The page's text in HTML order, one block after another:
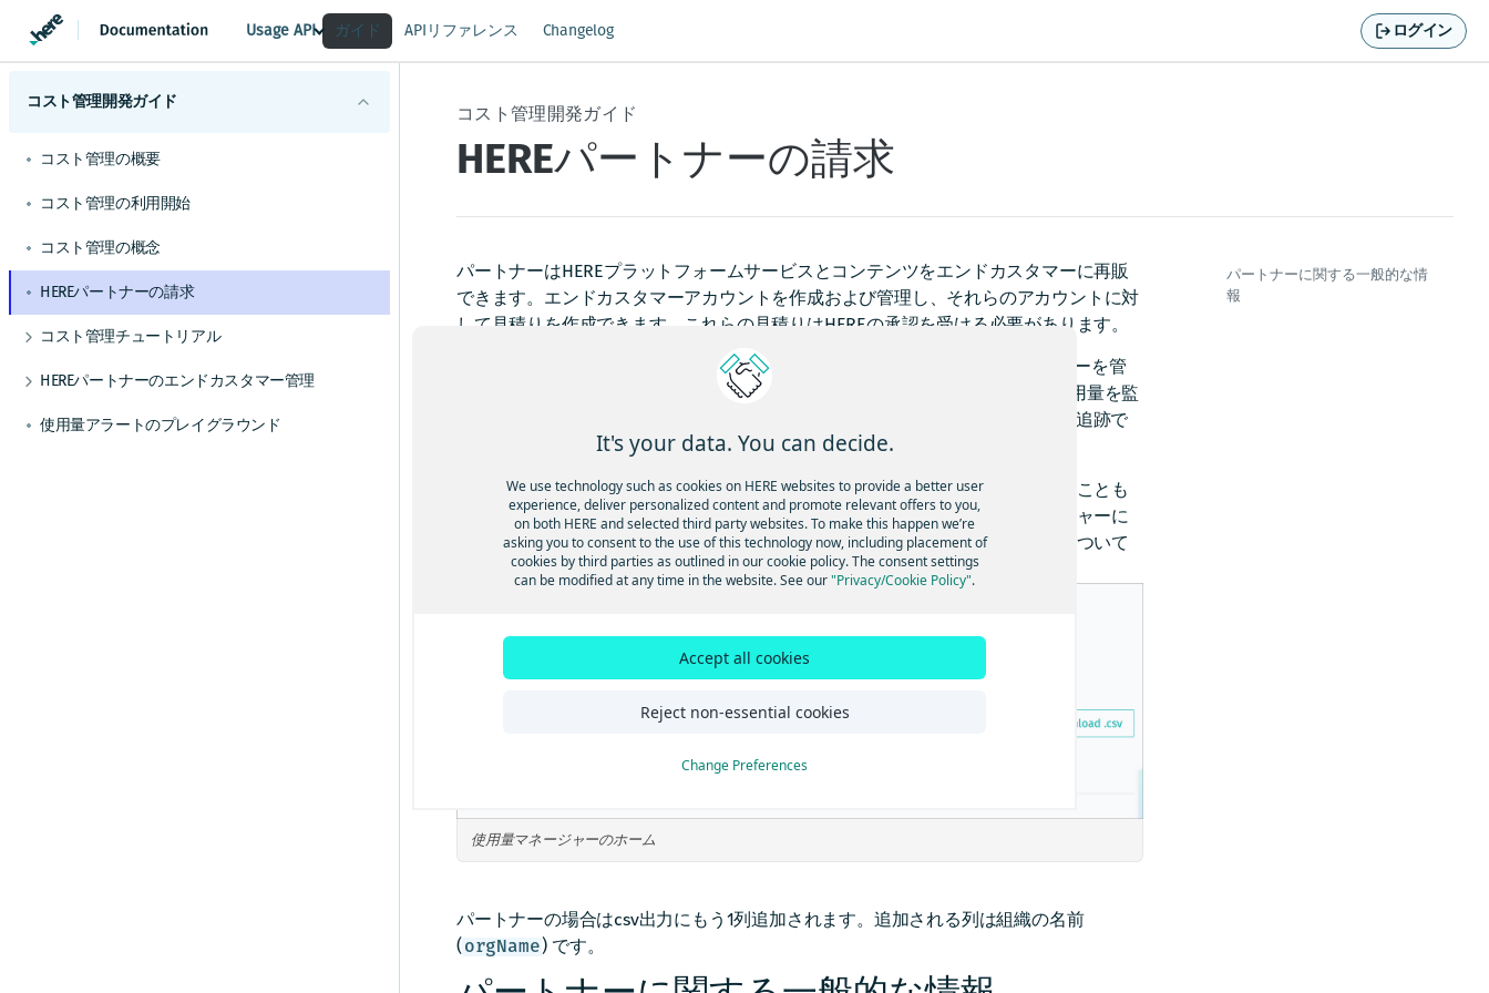
Usage API ガイド APIリファレンス Changelog ログイン
コスト管理開発ガイド
コスト管理の概要
コスト管理の利用開始
コスト管理の概念
HEREパートナーの請求
コスト管理チュートリアル
組織による使用量の取得方法
組織による使用量のcsv取得方法
HEREパートナーのエンドカスタマー管理
成方法
使用量アラートのプレイグラウンド
コスト管理開発ガイド
HEREパートナーの請求
パートナーはHEREプラットフォームサービスとコンテンツをエンドカスタマーに再販
できます。エンドカスタマーアカウントを作成および管理し、それらのアカウントに対
して見積りを作成できます。これらの見積りはHEREの承認を受ける必要があります。
HEREパートナーは、1つのHEREパートナーアカウントで自社のエンドカスタマーを管
理できます。そのため、すべてのエンドカスタマーアカウントの請求可能な使用量を監
) を使用して追跡で
HEREでは、使用量マネージャーのホーム を介して請求可能な使用量を監視することも
できます。使用量マネージャーのオプションはHEREプラットフォームのランチャーに
あります。csv形式で詳細レポートをダウンロードすることもできます。詳細について
パートナーのエンドカスタマー管」を参照してください。
使用量マネージャーのホーム
パートナーの場合はcsv出力にもう1列追加されます。追加される列は組織の名前
( orgName) です。
パートナーに関する一般的な情
報
It's your data. You can decide.
We use technology such as cookies on HERE websites to provide a better user
experience, deliver personalized content and promote relevant offers to you,
on both HERE and selected third party websites. To make this happen we’re
asking you to consent to the use of this technology now, including placement of
cookies by third parties as outlined in our cookie policy. The consent settings
can be modified at any time in the website. See our"Privacy/Cookie Policy".
Accept all cookies
Reject non-essential cookies
Change Preferences